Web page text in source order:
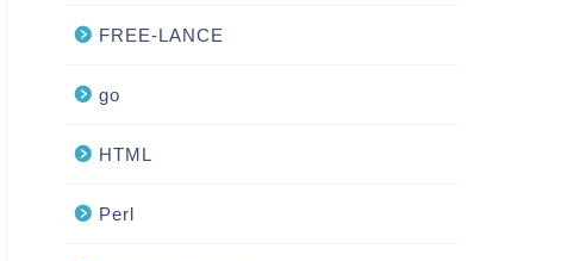
FREE-LANCE
go
HTML
Perl